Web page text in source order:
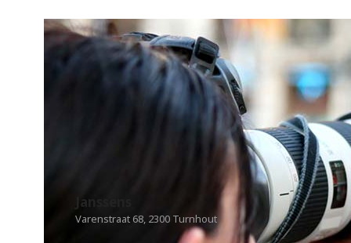
Janssens
Varenstraat 68, 2300 Turnhout